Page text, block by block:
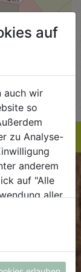
auf
auch wir
so
zu Analyse-
anderem
auf "Alle
aller
du alle
du kannst